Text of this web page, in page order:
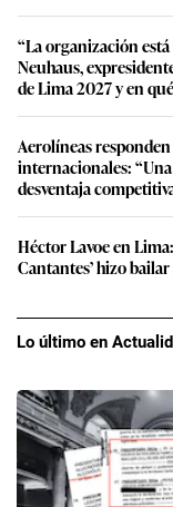
“La organización
Neuhaus,
de Lima 2027 y en
Aerolíneas responden
internacionales:
desventaja
Héctor Lavoe en
Cantantes’ hizo
Lo último en